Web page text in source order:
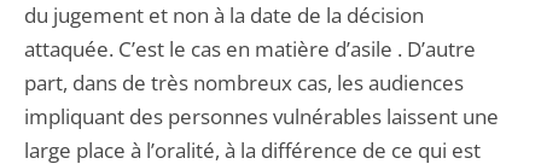
du jugement et non à la date de la décision
attaquée. C’est le cas en matière d’asile . D’autre
part, dans de très nombreux cas, les audiences
impliquant des personnes vulnérables laissent une
large place à l’oralité, à la différence de ce qui est